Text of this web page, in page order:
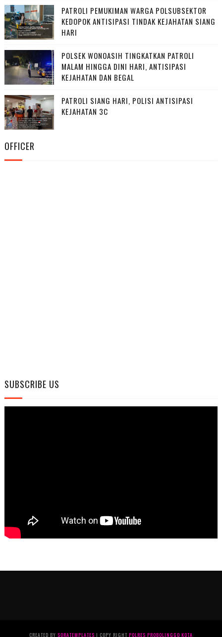
PATROLI PEMUKIMAN WARGA POLSUBSEKTOR
KEDOPOK ANTISIPASI TINDAK KEJAHATAN SIANG
HARI
POLSEK WONOASIH TINGKATKAN PATROLI
MALAM HINGGA DINI HARI, ANTISIPASI
KEJAHATAN DAN BEGAL
PATROLI SIANG HARI, POLISI ANTISIPASI
KEJAHATAN 3C
OFFICER
SUBSCRIBE US
CREATED BY SORATEMPLATES | COPY RIGHT POLRES PROBOLINGGO KOTA